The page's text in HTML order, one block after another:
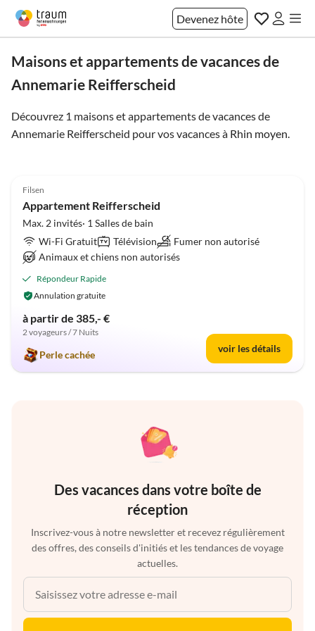
Devenez hôte
Maisons et appartements de vacances de
Annemarie Reifferscheid
Découvrez 1 maisons et appartements de vacances de
Annemarie Reifferscheid pour vos vacances à Rhin moyen.
Filsen
Appartement Reifferscheid
Max. 2 invités· 1 Salles de bain
Wi-Fi Gratuit
Télévision
Fumer non autorisé
Animaux et chiens non autorisés
Répondeur Rapide
Annulation gratuite
à partir de 385,- €
2 voyageurs / 7 Nuits
Perle cachée
voir les détails
Des vacances dans votre boîte de
réception
Inscrivez-vous à notre newsletter et recevez régulièrement
des offres, des conseils d'initiés et les tendances de voyage
actuelles.